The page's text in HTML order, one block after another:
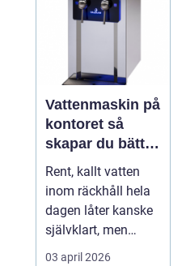
Vattenmaskin på
kontoret så
skapar du bättre
vardag med
friskt vatten
Rent, kallt vatten
inom räckhåll hela
dagen låter kanske
självklart, men
många
03 april 2026